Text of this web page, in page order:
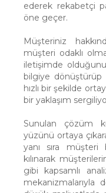
ederek rekabetçi
öne geçer.
Müşteriniz
müşteri odaklı
iletişimde
bilgiye dönüştürüp
hızlı bir şekilde
bir yaklaşım
Sunulan çözüm
yüzünü ortaya
yanı sıra
kılınarak
gibi kapsamlı
mekanizmalarıyla